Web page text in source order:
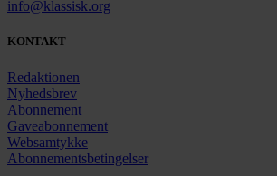
info@klassisk.org
KONTAKT
Redaktionen
Nyhedsbrev
Abonnement
Gaveabonnement
Websamtykke
Abonnementsbetingelser